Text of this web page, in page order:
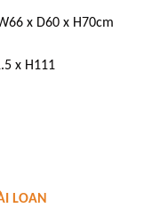
x D60 x H70cm
x H111
LOAN